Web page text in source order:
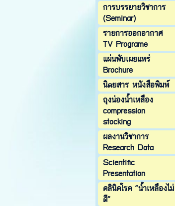
การบรรยายวิชาการ
(Seminar)
รายการออกอากาศ
TV Programe
แผ่นพับเผยแพร่
Brochure
นิตยสาร หนังสือพิมพ์
ถุงน่องน้ำเหลือง
compression
stocking
ผลงานวิชาการ
Research Data
Scientific
Presentation
คลินิคโรค “น้ำเหลืองไม่
ดี”